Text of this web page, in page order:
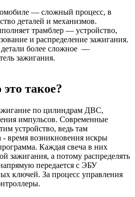
— сложный процесс, в
деталей и механизмов.
трамблер — устройство,
и распределение зажигания.
более сложное —
зажигания.
такое?
по цилиндрам ДВС,
импульсов. Современные
устройство, ведь там
- время возникновения искры
Каждая свеча в них
зажигания, а потому распределять
передается с ЭБУ
ключей. За процесс управления